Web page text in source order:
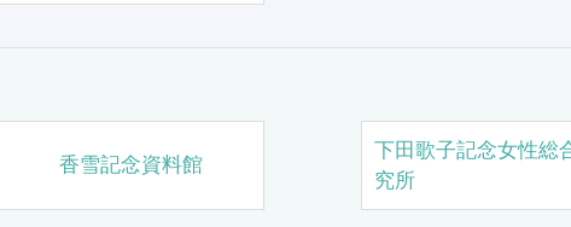
香雪記念資料館
下田歌子記念女性総
究所